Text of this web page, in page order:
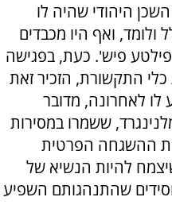
היהודי שהיה לו
ולומד, ואף היו מכבדים
פיש'. כעת, בפגישה
התקשורת, הזכיר זאת
לו לאחרונה, מדובר
ששמרו במסירות
את ההשגחה הפרטית
להיות הנשיא של
שהתנהגותם השפיע